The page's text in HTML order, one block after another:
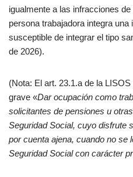
igualmente a las infracciones
persona trabajadora integra
susceptible de integrar el tipo
de 2026).
(Nota: El art. 23.1.a de la
grave «Dar ocupación como
solicitantes de pensiones u
Seguridad Social, cuyo disfrute
por cuenta ajena, cuando no se
Seguridad Social con carácter